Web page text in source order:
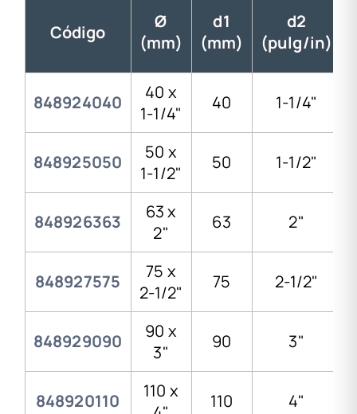
Código
Ø
(mm)
d1
(mm)
d2
(pulg/in)
848924040
40 x
1-1/4"
40 1-1/4"
848925050
50 x
1-1/2"
50 1-1/2"
848926363
63 x
2"
63 2"
848927575
75 x
2-1/2"
75 2-1/2"
848929090
90 x
3"
90 3"
848920110
110 x
110 4"